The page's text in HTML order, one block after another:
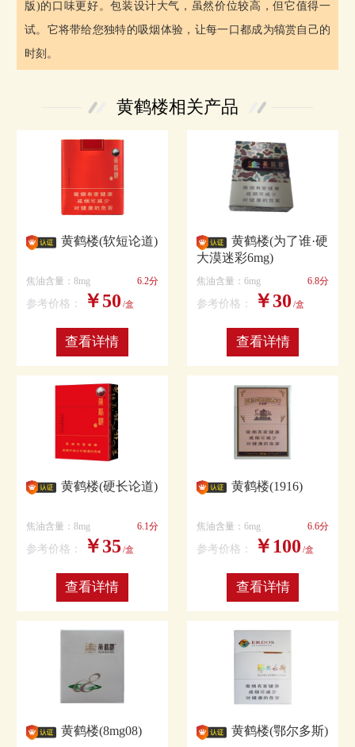
版)的口味更好。包装设计大气，虽然价位较高，但它值得一
试。它将带给您独特的吸烟体验，让每一口都成为犒赏自己的
时刻。
黄鹤楼相关产品
黄鹤楼(软短论道)
焦油含量：8mg 6.2分
参考价格： ￥50 /盒
查看详情
黄鹤楼(为了谁·硬
大漠迷彩6mg)
焦油含量：6mg 6.8分
参考价格： ￥30 /盒
查看详情
黄鹤楼(硬长论道)
焦油含量：8mg 6.1分
参考价格： ￥35 /盒
查看详情
黄鹤楼(1916)
焦油含量：6mg 6.6分
参考价格： ￥100 /盒
查看详情
黄鹤楼(8mg08) 黄鹤楼(鄂尔多斯)